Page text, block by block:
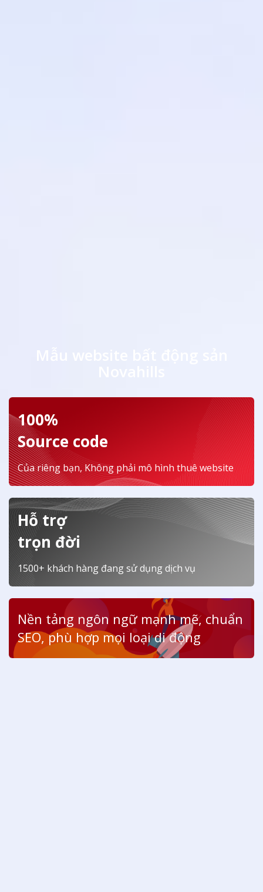
100%
Source code
Của riêng bạn, Không phải mô hình thuê website
Hỗ trợ
trọn đời
1500+ khách hàng đang sử dụng dịch vụ
Nền tảng ngôn ngữ mạnh mẽ, chuẩn
SEO, phù hợp mọi loại di động